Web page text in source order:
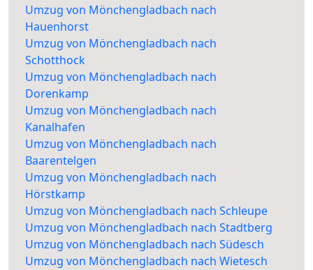
Umzug von Mönchengladbach nach
Hauenhorst
Umzug von Mönchengladbach nach
Schotthock
Umzug von Mönchengladbach nach
Dorenkamp
Umzug von Mönchengladbach nach
Kanalhafen
Umzug von Mönchengladbach nach
Baarentelgen
Umzug von Mönchengladbach nach
Hörstkamp
Umzug von Mönchengladbach nach Schleupe
Umzug von Mönchengladbach nach Stadtberg
Umzug von Mönchengladbach nach Südesch
Umzug von Mönchengladbach nach Wietesch